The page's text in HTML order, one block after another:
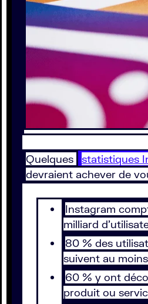
Quelques
statistiques
devraient achever de
Instagram
milliard
80 % des
suivent au
60 % y ont
produit ou